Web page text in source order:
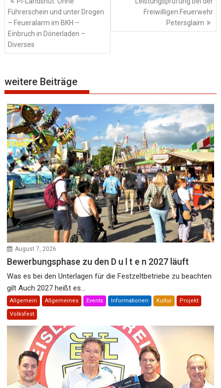
Führerschein und unter Drogen
– Feueralarm im BKH –
Einbruch in Dönerladen –
Diverses
Freiwilligen Feuerwehr
Petersglaim
weitere Beiträge
August 7, 2026
Bewerbungsphase zu den D u l t e n 2027 läuft
Was es bei den Unterlagen für die Festzeltbetriebe zu beachten
gilt Auch 2027 heißt es...
Allgemein Allgemeines Events Informationen Kultur Projekt
Volksfest